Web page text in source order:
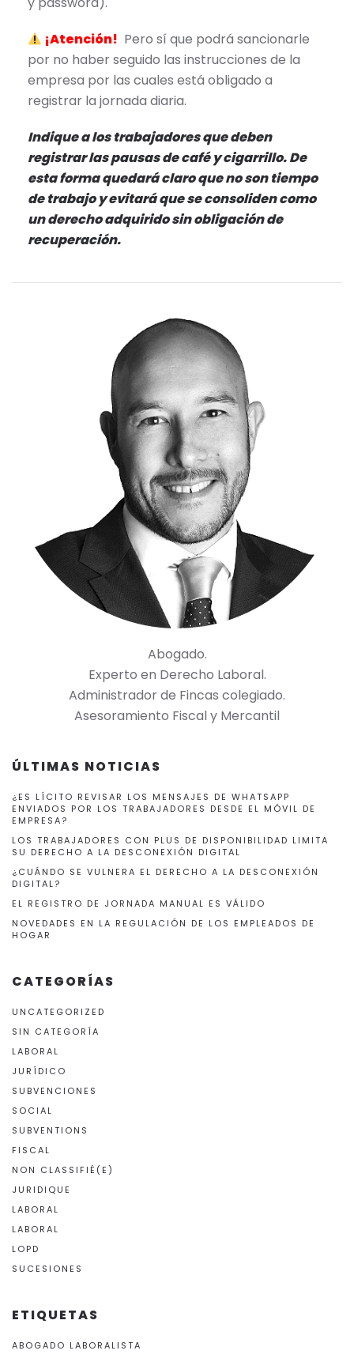
¡Atención! Pero sí que podrá sancionarle
por no haber seguido las instrucciones de la
empresa por las cuales está obligado a
registrar la jornada diaria.
Indique a los trabajadores que deben
registrar las pausas de café y cigarrillo. De
esta forma quedará claro que no son tiempo
de trabajo y evitará que se consoliden como
un derecho adquirido sin obligación de
recuperación.
Abogado.
Experto en Derecho Laboral.
Administrador de Fincas colegiado.
Asesoramiento Fiscal y Mercantil
ÚLTIMAS NOTICIAS
¿ES LÍCITO REVISAR LOS MENSAJES DE WHATSAPP
ENVIADOS POR LOS TRABAJADORES DESDE EL MÓVIL DE
EMPRESA?
LOS TRABAJADORES CON PLUS DE DISPONIBILIDAD LIMITA
SU DERECHO A LA DESCONEXIÓN DIGITAL
¿CUÁNDO SE VULNERA EL DERECHO A LA DESCONEXIÓN
DIGITAL?
EL REGISTRO DE JORNADA MANUAL ES VÁLIDO
NOVEDADES EN LA REGULACIÓN DE LOS EMPLEADOS DE
HOGAR
CATEGORÍAS
UNCATEGORIZED
SIN CATEGORÍA
LABORAL
JURÍDICO
SUBVENCIONES
SOCIAL
SUBVENTIONS
FISCAL
NON CLASSIFIÉ(E)
JURIDIQUE
LABORAL
LABORAL
LOPD
SUCESIONES
ETIQUETAS
ABOGADO LABORALISTA